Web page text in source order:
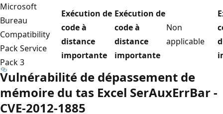
Microsoft
Bureau
Compatibility
Pack Service
Pack 3
Exécution de
code à
distance
importante
Exécution de
code à
distance
importante
Non
applicable
Vulnérabilité de dépassement de
mémoire du tas Excel SerAuxErrBar -
CVE-2012-1885